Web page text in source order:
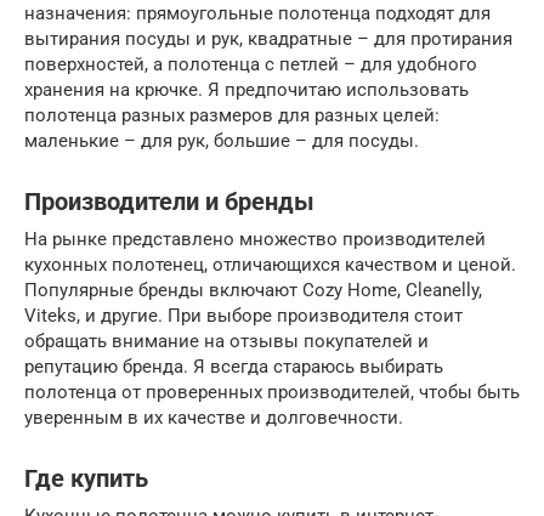
назначения: прямоугольные полотенца подходят для
вытирания посуды и рук, квадратные – для протирания
поверхностей, а полотенца с петлей – для удобного
хранения на крючке. Я предпочитаю использовать
полотенца разных размеров для разных целей:
маленькие – для рук, большие – для посуды.
Производители и бренды
На рынке представлено множество производителей
кухонных полотенец, отличающихся качеством и ценой.
Популярные бренды включают Cozy Home, Cleanelly,
Viteks, и другие. При выборе производителя стоит
обращать внимание на отзывы покупателей и
репутацию бренда. Я всегда стараюсь выбирать
полотенца от проверенных производителей, чтобы быть
уверенным в их качестве и долговечности.
Где купить